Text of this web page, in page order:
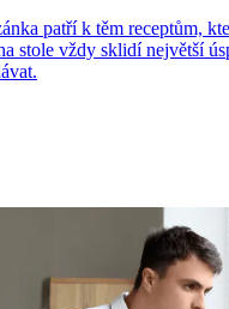
patří k těm receptům,
stole vždy sklidí největší